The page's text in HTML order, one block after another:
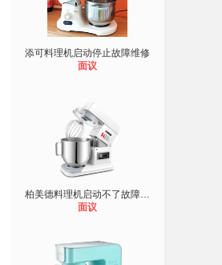
添可料理机启动停止故障维修
面议
柏美德料理机启动不了故障维修
面议